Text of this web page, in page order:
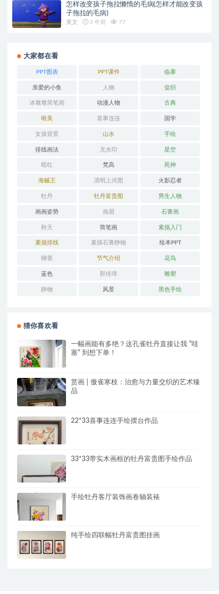
怎样改变孩子拖拉懒惰的毛病(怎样才能改变孩
子拖拉的毛病)
美文 3 年前 77
大家都在看
PPT图表 PPT课件 临摹
亲爱的小鱼 人物 促织
冰墩墩简笔画 动漫人物 古典
唯美 喜事连连 国学
女孩背景 山水 手绘
排线画法 无水印 星空
暗红 梵高 死神
海贼王 清明上河图 火影忍者
牡丹 牡丹富贵图 男生人物
画画姿势 画眉 石膏画
秋天 简笔画 素描入门
素描排线 素描石膏静物 绘本PPT
聊斋 节气介绍 花鸟
蓝色 郭传璋 雕塑
静物 风景 黑色手绘
猜你喜欢看
一幅画能有多绝？这孔雀牡丹直接让我 “哇
塞” 到想下单！
赏画 | 傲雀寒枝：治愈与力量交织的艺术臻
品
22*33喜事连连手绘摆台作品
33*33带实木画框的牡丹富贵图手绘作品
手绘牡丹客厅装饰画卷轴装裱
纯手绘四联幅牡丹富贵图挂画